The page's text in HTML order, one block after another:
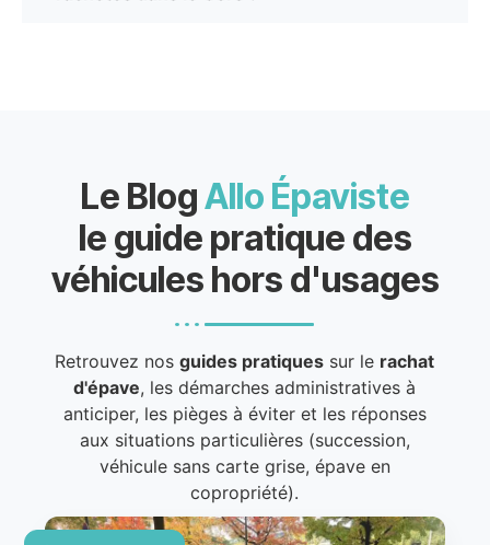
Le BlogAllo Épaviste
le guide pratique des
véhicules hors d'usages
Retrouvez nosguides pratiques sur le rachat
d'épave, les démarches administratives à
anticiper, les pièges à éviter et les réponses
aux situations particulières (succession,
véhicule sans carte grise, épave en
copropriété).